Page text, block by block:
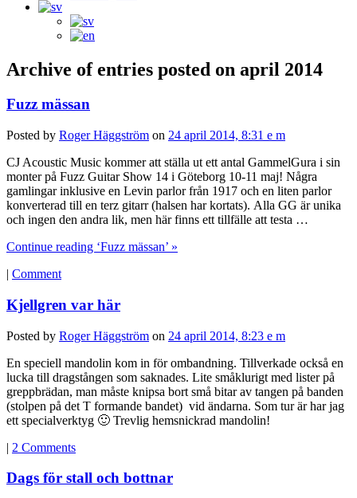
Archive of entries posted on april 2014
Fuzz mässan
Posted by Roger Häggström on 24 april 2014, 8:31 e m
CJ Acoustic Music kommer att ställa ut ett antal GammelGura i sin
monter på Fuzz Guitar Show 14 i Göteborg 10-11 maj! Några
gamlingar inklusive en Levin parlor från 1917 och en liten parlor
konverterad till en terz gitarr (halsen har kortats). Alla GG är unika
och ingen den andra lik, men här finns ett tillfälle att testa …
Continue reading ‘Fuzz mässan’ »
| Comment
Kjellgren var här
Posted by Roger Häggström on 24 april 2014, 8:23 e m
En speciell mandolin kom in för ombandning. Tillverkade också en
lucka till dragstången som saknades. Lite småklurigt med lister på
greppbrädan, man måste knipsa bort små bitar av tangen på banden
(stolpen på det T formande bandet) vid ändarna. Som tur är har jag
ett specialverktyg 🙂 Trevlig hemsnickrad mandolin!
| 2 Comments
Dags för stall och bottnar